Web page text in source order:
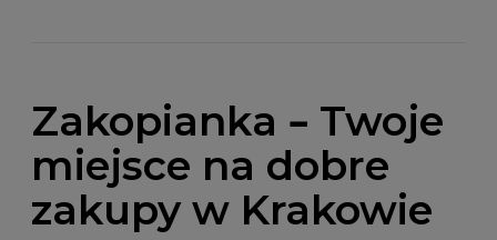
Zakopianka – Twoje
miejsce na dobre
zakupy w Krakowie